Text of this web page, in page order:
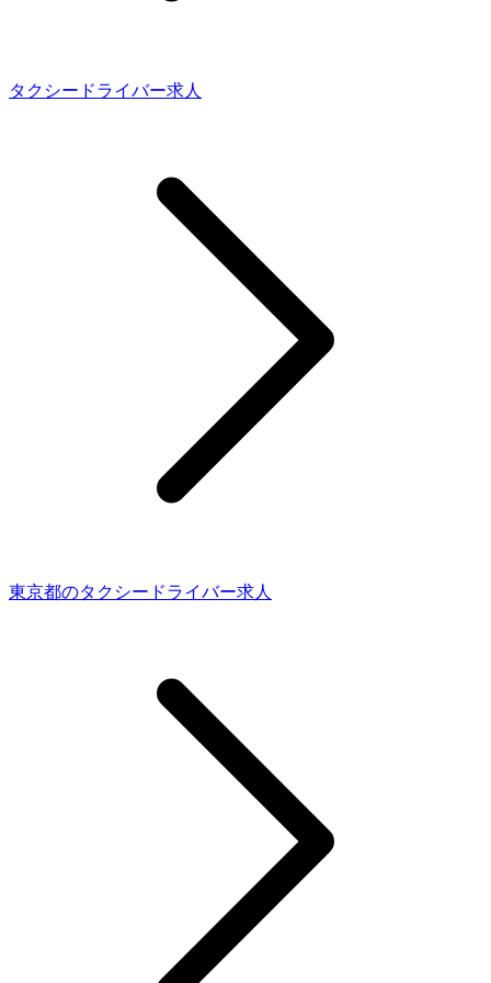
タクシードライバー求人
東京都のタクシードライバー求人